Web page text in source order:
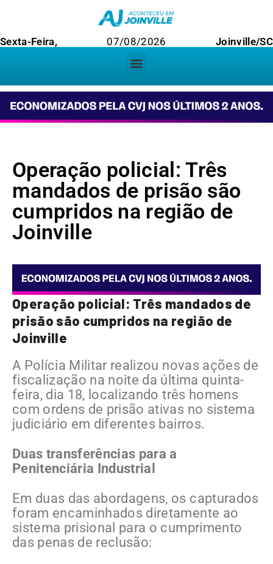
Sexta-Feira, 07/08/2026 Joinville/SC
Operação policial: Três
mandados de prisão são
cumpridos na região de
Joinville
Operação policial: Três mandados de
prisão são cumpridos na região de
Joinville
A Polícia Militar realizou novas ações de
fiscalização na noite da última quinta-
feira, dia 18, localizando três homens
com ordens de prisão ativas no sistema
judiciário em diferentes bairros.
Duas transferências para a
Penitenciária Industrial
Em duas das abordagens, os capturados
foram encaminhados diretamente ao
sistema prisional para o cumprimento
das penas de reclusão: